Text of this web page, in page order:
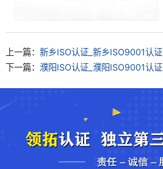
上一篇： 新乡ISO认证_新乡ISO9001认证
下一篇： 濮阳ISO认证_濮阳ISO9001认证